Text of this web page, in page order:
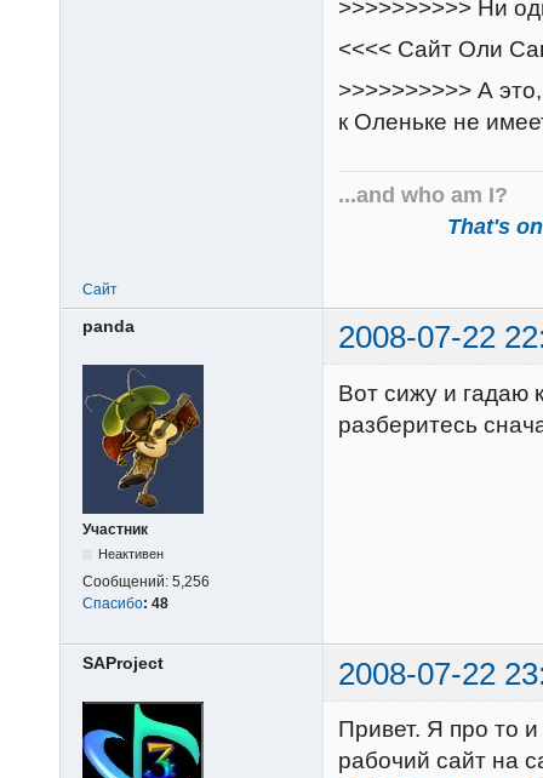
>>>>>>>>>> Ни
<<<< Сайт Оли
>>>>>>>>>> А
к Оленьке не
...and who am I?
That's
Сайт
panda 2008-07-22
Участник
Неактивен
Сообщений: 5,256
Спасибо: 48
Вот сижу и гадаю
разберитесь
SAProject 2008-07-22
Привет. Я про то
рабочий сайт на